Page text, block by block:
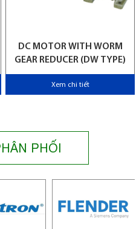
DC MOTOR WITH WORM
GEAR REDUCER (DW TYPE)
Xem chi tiết
PHỐI